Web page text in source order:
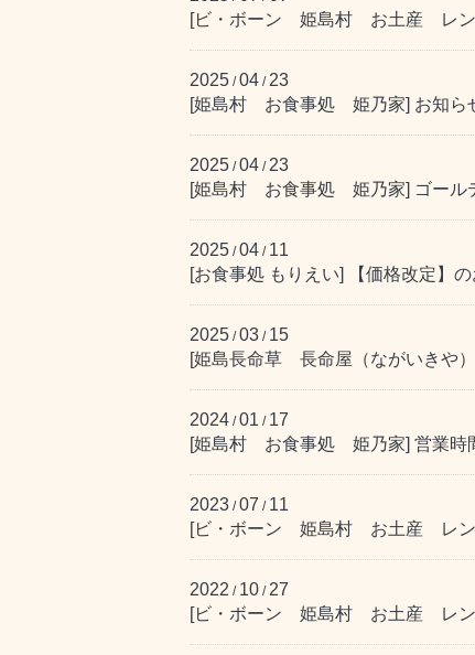
[ビ・ボーン 姫島村 お土産 レン
2025 /04 / 23
[姫島村 お食事処 姫乃家] お知ら
2025 /04 / 23
[姫島村 お食事処 姫乃家] ゴール
2025 /04 / 11
[お食事処 もりえい] 【価格改定】
2025 /03 / 15
[姫島長命草 長命屋（ながいきや
2024 /01 / 17
[姫島村 お食事処 姫乃家] 営業時
2023 /07 / 11
[ビ・ボーン 姫島村 お土産 レン
2022 / 10 / 27
[ビ・ボーン 姫島村 お土産 レン